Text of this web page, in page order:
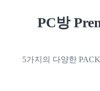
PC방
5가지의 다양한